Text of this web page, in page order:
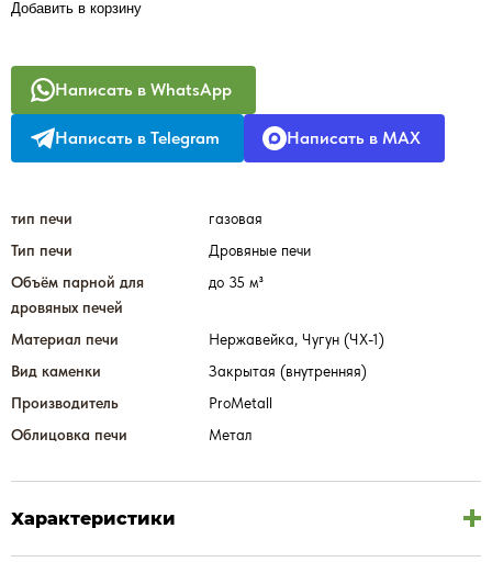
Добавить в корзину
Написать в WhatsApp
Написать в Telegram Написать в MAX
тип печи
газовая
Тип печи
Дровяные печи
Объём парной для
дровяных печей
до 35 м³
Материал печи
Нержавейка, Чугун (ЧХ-1)
Вид каменки
Закрытая (внутренняя)
Производитель
ProMetall
Облицовка печи
Метал
Характеристики